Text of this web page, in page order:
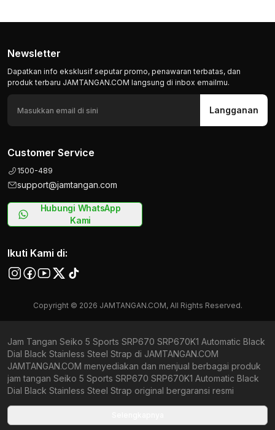
Newsletter
Dapatkan info eksklusif seputar promo, penawaran terbatas, dan
produk terbaru JAMTANGAN.COM langsung di inbox emailmu.
Langganan
Customer Service
1500-489
support@jamtangan.com
Hubungi WhatsApp
Kami
Ikuti Kami di:
Copyright © 2026 JAMTANGAN.COM, All Rights Reserved.
Jam Tangan Seiko 5 Sports SRP670 SRP670K1 Automatic Black
Dial Black Stainless Steel Strap di JAMTANGAN.COM
JAMTANGAN.COM menyediakan dan menjual berbagai produk
jam tangan Seiko 5 Sports SRP670 SRP670K1 Automatic Black
Dial Black Stainless Steel Strap original bergaransi resmi
pelanggan. JAMTANGAN.COM menjamin produk-produk yang